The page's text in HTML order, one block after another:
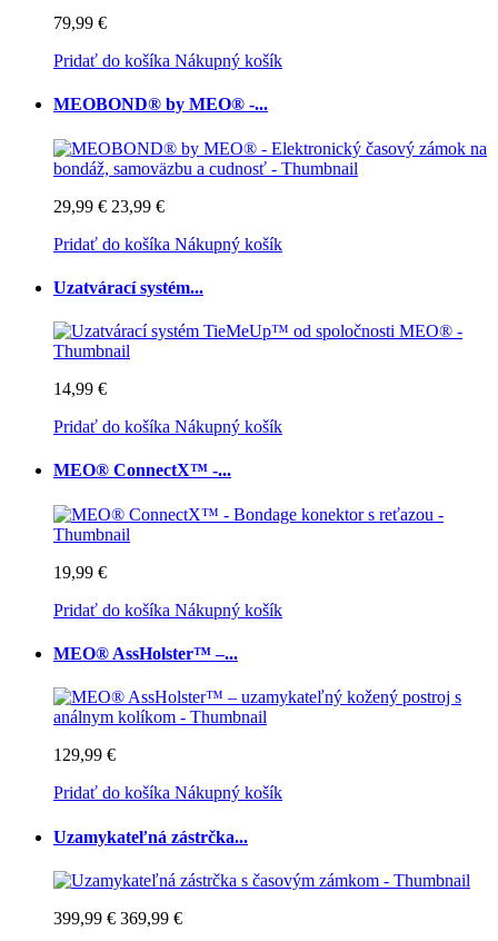
79,99 €
Pridať do košíka Nákupný košík
MEOBOND® by MEO® -...
29,99 € 23,99 €
Pridať do košíka Nákupný košík
Uzatvárací systém...
14,99 €
Pridať do košíka Nákupný košík
MEO® ConnectX™ -...
19,99 €
Pridať do košíka Nákupný košík
MEO® AssHolster™ –...
129,99 €
Pridať do košíka Nákupný košík
Uzamykateľná zástrčka...
399,99 € 369,99 €